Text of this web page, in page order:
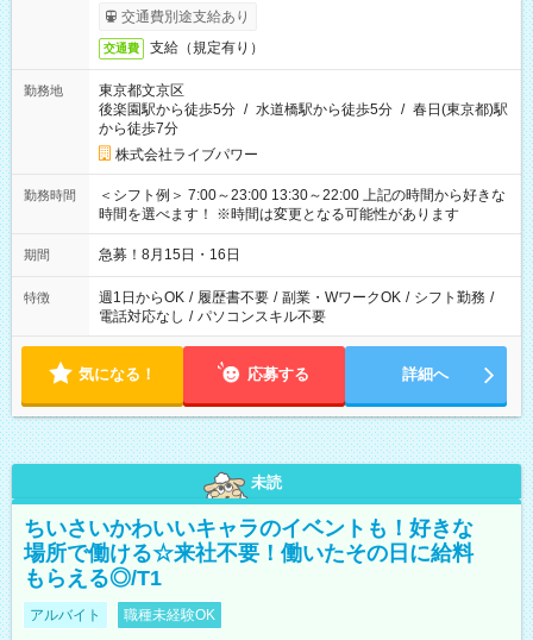
交通費別途支給あり
交通費 支給（規定有り）
勤務地
東京都文京区
後楽園駅から徒歩5分 / 水道橋駅から徒歩5分 / 春日(東京都)駅
から徒歩7分
株式会社ライブパワー
勤務時間
＜シフト例＞ 7:00～23:00 13:30～22:00 上記の時間から好きな
時間を選べます！ ※時間は変更となる可能性があります
期間 急募！8月15日・16日
特徴 週1日からOK / 履歴書不要 / 副業・WワークOK / シフト勤務 /
電話対応なし / パソコンスキル不要
気になる！ 応募する 詳細へ
未読
ちいさいかわいいキャラのイベントも！好きな
場所で働ける☆来社不要！働いたその日に給料
もらえる◎/T1
アルバイト 職種未経験OK